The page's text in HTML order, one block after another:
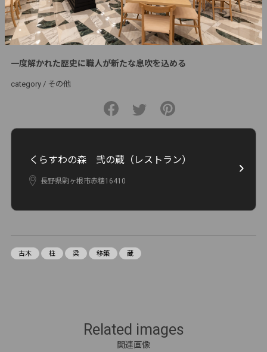
一度解かれた歴史に職人が新たな息吹を込める
category / その他
くらすわの森 弐の蔵（レストラン）
長野県駒ヶ根市赤穂16410
古木 柱 梁 移築 蔵
Related images
関連画像